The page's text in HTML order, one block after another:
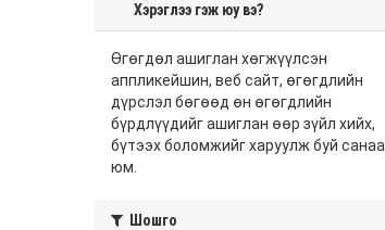
Хэрэглээ гэж юу вэ?
Өгөгдөл ашиглан хөгжүүлсэн
аппликейшин, веб сайт, өгөгдлийн
дүрслэл бөгөөд өн өгөгдлийн
бүрдлүүдийг ашиглан өөр зүйл хийх,
бүтээх боломжийг харуулж буй санаа
юм.
Шошго